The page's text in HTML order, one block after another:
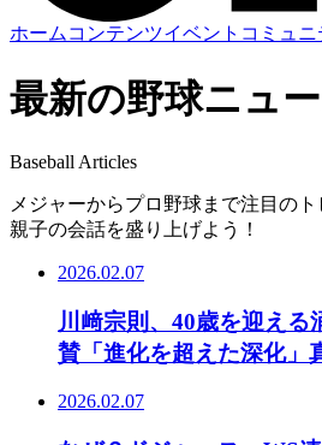
ホーム コンテンツイベント コミュニ
最新の野球ニュ
Baseball Articles
メジャーからプロ野球まで注目のト
親子の会話を盛り上げよう！
2026.02.07
川﨑宗則、40歳を迎える
賛「進化を超えた深化」
2026.02.07